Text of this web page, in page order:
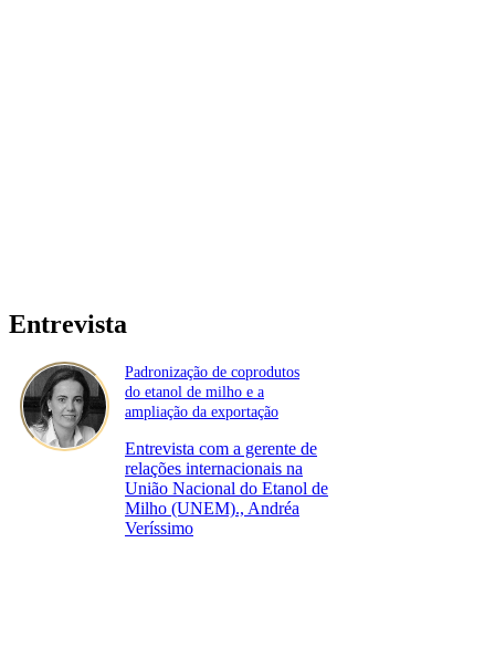
Entrevista
Padronização de coprodutos
do etanol de milho e a
ampliação da exportação
Entrevista com a gerente de
relações internacionais na
União Nacional do Etanol de
Milho (UNEM)., Andréa
Veríssimo